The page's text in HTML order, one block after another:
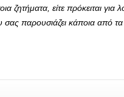
είτε πρόκειται για
παρουσιάζει κάποια από τα